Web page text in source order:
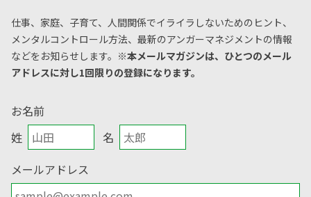
仕事、家庭、子育て、人間関係でイライラしないためのヒント、
メンタルコントロール方法、 最新のアンガーマネジメントの情報
などをお知らせします。 ※本メールマガジンは、ひとつのメール
アドレスに対し1回限りの登録になります。
お名前
姓
名
メールアドレス